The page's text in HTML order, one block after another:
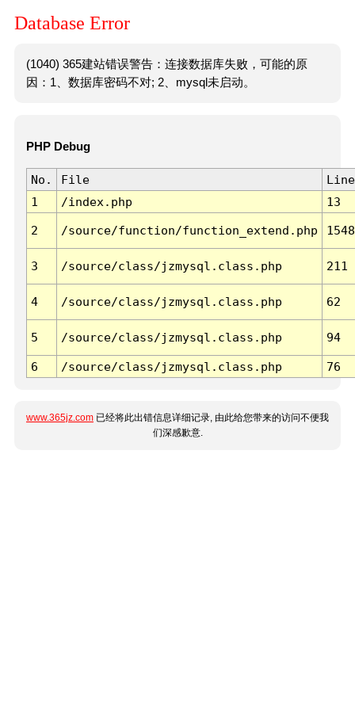
Database Error
(1040) 365建站错误警告：连接数据库失败，可能的原
因：1、数据库密码不对; 2、mysql未启动。
PHP Debug
No. File
Line
1
/index.php 13
2 /source/function/function_extend.php 1548
3 /source/class/jzmysql.class.php 211
4 /source/class/jzmysql.class.php 62
5 /source/class/jzmysql.class.php 94
6 /source/class/jzmysql.class.php 76
www.365jz.com 已经将此出错信息详细记录, 由此给您带来的访问不便我
们深感歉意.